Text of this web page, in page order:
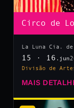
Circo de
La Luna Cia.
15 · 16 .jun
Divisão de
MAIS